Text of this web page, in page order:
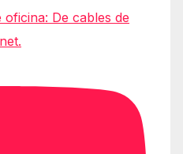
De cables de